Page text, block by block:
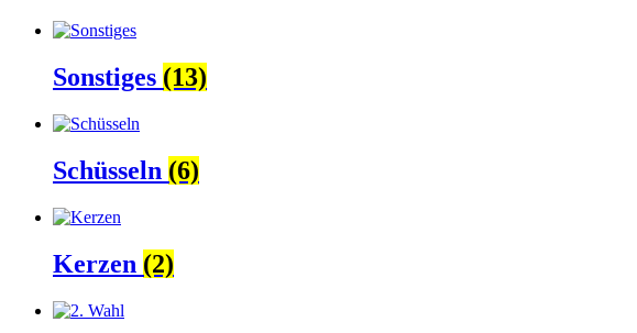
Sonstiges (13)
Schüsseln (6)
Kerzen (2)